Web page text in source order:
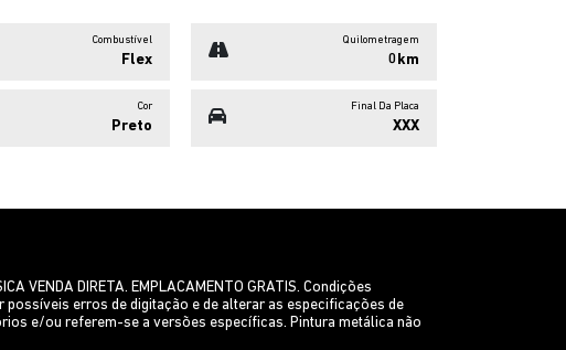
Combustível
Flex
Quilometragem
0km
Cor
Preto
Final Da Placa
XXX
VENDA DIRETA. EMPLACAMENTO GRATIS. Condições
erros de digitação e de alterar as especificações de
e/ou referem-se a versões específicas. Pintura metálica não